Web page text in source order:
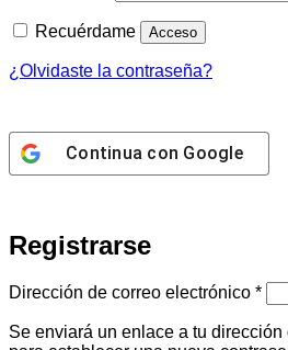
Recuérdame Acceso
¿Olvidaste la contraseña?
Continua con Google
Registrarse
Dirección de correo electrónico *
Se enviará un enlace a tu